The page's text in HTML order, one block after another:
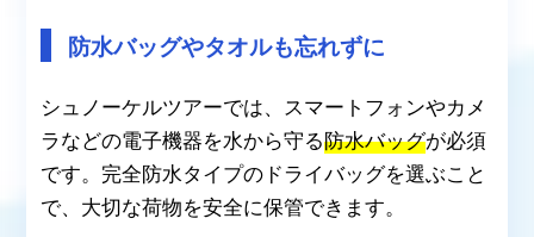
防水バッグやタオルも忘れずに
シュノーケルツアーでは、スマートフォンやカメ
ラなどの電子機器を水から守る防水バッグが必須
です。完全防水タイプのドライバッグを選ぶこと
で、大切な荷物を安全に保管できます。